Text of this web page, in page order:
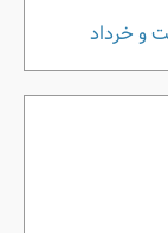
و خرداد